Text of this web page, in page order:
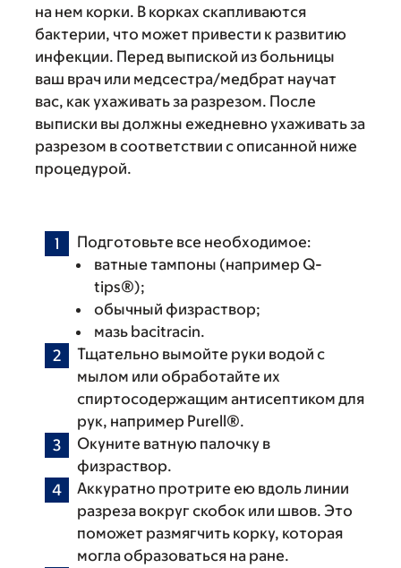
на нем корки. В корках скапливаются
бактерии, что может привести к развитию
инфекции. Перед выпиской из больницы
ваш врач или медсестра/медбрат научат
вас, как ухаживать за разрезом. После
выписки вы должны ежедневно ухаживать за
разрезом в соответствии с описанной ниже
процедурой.
Подготовьте все необходимое:
ватные тампоны (например Q-
tips®);
обычный физраствор;
мазь bacitracin.
Тщательно вымойте руки водой с
мылом или обработайте их
спиртосодержащим антисептиком для
рук, например Purell®.
Окуните ватную палочку в
физраствор.
Аккуратно протрите ею вдоль линии
разреза вокруг скобок или швов. Это
поможет размягчить корку, которая
могла образоваться на ране.